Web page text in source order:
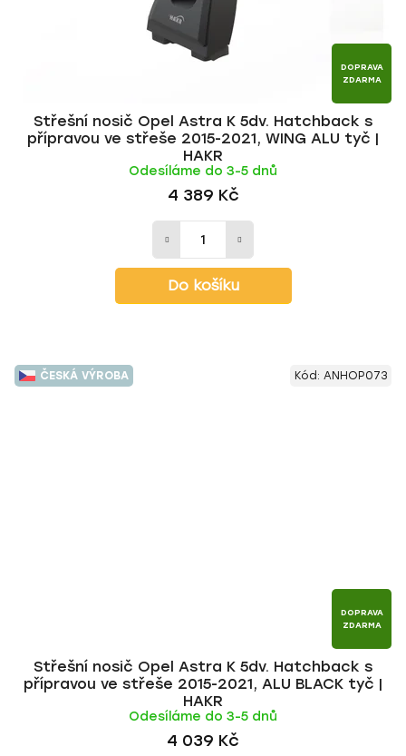
DOPRAVA
ZDARMA
Střešní nosič Opel Astra K 5dv. Hatchback s
přípravou ve střeše 2015-2021, WING ALU tyč |
HAKR
Odesíláme do 3-5 dnů
4 389 Kč
Do košíku
ČESKÁ VÝROBA
DOPRAVA
ZDARMA
Střešní nosič Opel Astra K 5dv. Hatchback s
přípravou ve střeše 2015-2021, ALU BLACK tyč |
HAKR
Odesíláme do 3-5 dnů
4 039 Kč
Kód: ANHOP073